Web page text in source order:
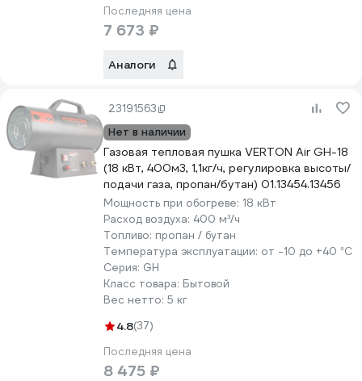
Последняя цена
7 673 ₽
Аналоги
23191563
Нет в наличии
Газовая тепловая пушка VERTON Air GH-18
(18 кВт, 400м3, 1,1кг/ч, регулировка высоты/
подачи газа, пропан/бутан) 01.13454.13456
Мощность при обогреве: 18 кВт
Расход воздуха: 400 м³/ч
Топливо: пропан / бутан
Температура эксплуатации: от -10 до +40 °С
Серия: GH
Класс товара: Бытовой
Вес нетто: 5 кг
4.8(37)
Последняя цена
8 475 ₽